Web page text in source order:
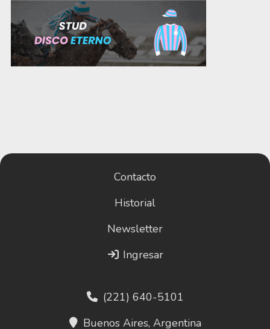
Contacto
Historial
Newsletter
Ingresar
(221) 640-5101
Buenos Aires, Argentina